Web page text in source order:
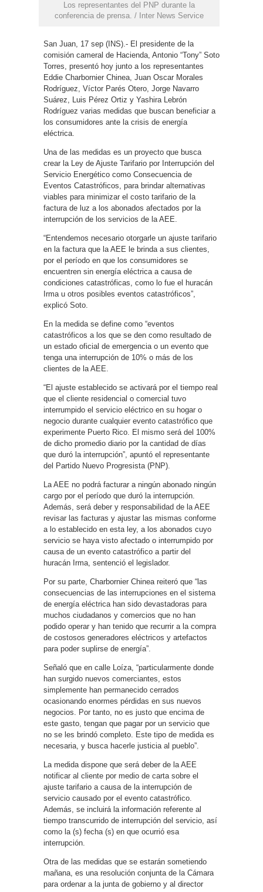
Los representantes del PNP durante la
conferencia de prensa. / Inter News Service
San Juan, 17 sep (INS).- El presidente de la
comisión cameral de Hacienda, Antonio “Tony” Soto
Torres, presentó hoy junto a los representantes
Eddie Charbornier Chinea, Juan Oscar Morales
Rodríguez, Víctor Parés Otero, Jorge Navarro
Suárez, Luis Pérez Ortiz y Yashira Lebrón
Rodríguez varias medidas que buscan beneficiar a
los consumidores ante la crisis de energía
eléctrica.
Una de las medidas es un proyecto que busca
crear la Ley de Ajuste Tarifario por Interrupción del
Servicio Energético como Consecuencia de
Eventos Catastróficos, para brindar alternativas
viables para minimizar el costo tarifario de la
factura de luz a los abonados afectados por la
interrupción de los servicios de la AEE.
“Entendemos necesario otorgarle un ajuste tarifario
en la factura que la AEE le brinda a sus clientes,
por el período en que los consumidores se
encuentren sin energía eléctrica a causa de
condiciones catastróficas, como lo fue el huracán
Irma u otros posibles eventos catastróficos”,
explicó Soto.
En la medida se define como “eventos
catastróficos a los que se den como resultado de
un estado oficial de emergencia o un evento que
tenga una interrupción de 10% o más de los
clientes de la AEE.
“El ajuste establecido se activará por el tiempo real
que el cliente residencial o comercial tuvo
interrumpido el servicio eléctrico en su hogar o
negocio durante cualquier evento catastrófico que
experimente Puerto Rico. El mismo será del 100%
de dicho promedio diario por la cantidad de días
que duró la interrupción”, apuntó el representante
del Partido Nuevo Progresista (PNP).
La AEE no podrá facturar a ningún abonado ningún
cargo por el período que duró la interrupción.
Además, será deber y responsabilidad de la AEE
revisar las facturas y ajustar las mismas conforme
a lo establecido en esta ley, a los abonados cuyo
servicio se haya visto afectado o interrumpido por
causa de un evento catastrófico a partir del
huracán Irma, sentenció el legislador.
Por su parte, Charbornier Chinea reiteró que “las
consecuencias de las interrupciones en el sistema
de energía eléctrica han sido devastadoras para
muchos ciudadanos y comercios que no han
podido operar y han tenido que recurrir a la compra
de costosos generadores eléctricos y artefactos
para poder suplirse de energía”.
Señaló que en calle Loíza, “particularmente donde
han surgido nuevos comerciantes, estos
simplemente han permanecido cerrados
ocasionando enormes pérdidas en sus nuevos
negocios. Por tanto, no es justo que encima de
este gasto, tengan que pagar por un servicio que
no se les brindó completo. Este tipo de medida es
necesaria, y busca hacerle justicia al pueblo”.
La medida dispone que será deber de la AEE
notificar al cliente por medio de carta sobre el
ajuste tarifario a causa de la interrupción de
servicio causado por el evento catastrófico.
Además, se incluirá la información referente al
tiempo transcurrido de interrupción del servicio, así
como la (s) fecha (s) en que ocurrió esa
interrupción.
Otra de las medidas que se estarán sometiendo
mañana, es una resolución conjunta de la Cámara
para ordenar a la junta de gobierno y al director